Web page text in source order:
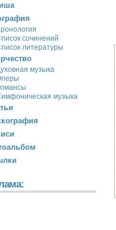
сочинений
литературы
музыка
музыка